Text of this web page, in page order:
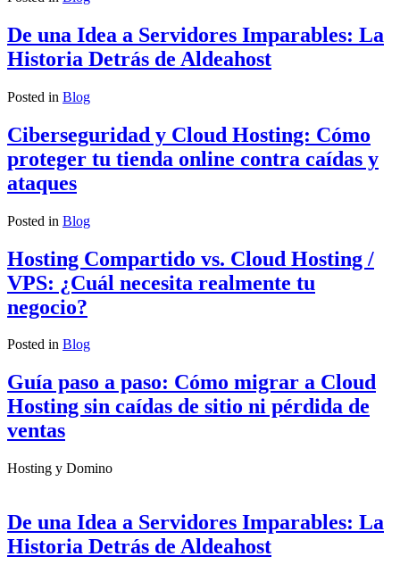
De una Idea a Servidores Imparables: La
Historia Detrás de Aldeahost
Posted in Blog
Ciberseguridad y Cloud Hosting: Cómo
proteger tu tienda online contra caídas y
ataques
Posted in Blog
Hosting Compartido vs. Cloud Hosting /
VPS: ¿Cuál necesita realmente tu
negocio?
Posted in Blog
Guía paso a paso: Cómo migrar a Cloud
Hosting sin caídas de sitio ni pérdida de
ventas
Hosting y Domino
De una Idea a Servidores Imparables: La
Historia Detrás de Aldeahost